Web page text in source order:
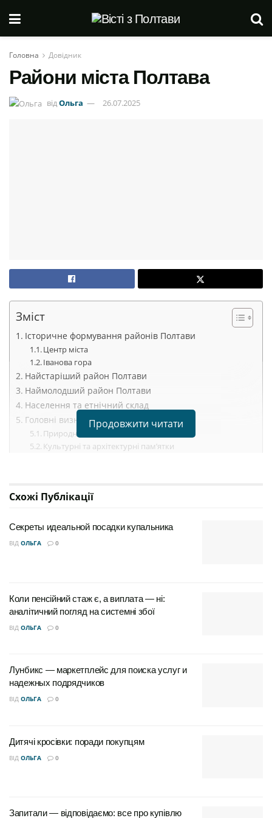
Головна Довідник
Райони міста Полтава
відОльга 26.07.2025
Зміст
Історичне формування районів Полтави
Центр міста
Іванова гора
Найстаріший район Полтави
Наймолодший район Полтави
Населення та етнічний склад
Головні визначні пам’ятки Полтави
Природні пам’ятки
Культурні та архітектурні пам’ятки
різноманітними районами, кожен з яких має свою
унікальну атмосферу, визначні пам’ятки та
етнічному складі та головних визначних пам’ятках.
Історичне формування районів
поступово розширювалась і розвивалась. Історично
Продовжити читати
Схожі Публікації
Секреты идеальной посадки купальника
ВІД ОЛЬГА 0
Коли пенсійний стаж є, а виплата — ні:
аналітичний погляд на системні збої
ВІД ОЛЬГА 0
Лунбикс — маркетплейс для поиска услуг и
надежных подрядчиков
ВІД ОЛЬГА 0
Дитячі кросівки: поради покупцям
ВІД ОЛЬГА 0
Запитали — відповідаємо: все про купівлю